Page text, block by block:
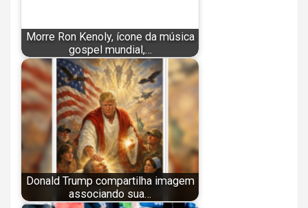
Morre Ron Kenoly, ícone da música
gospel mundial,…
Donald Trump compartilha imagem
associando sua…